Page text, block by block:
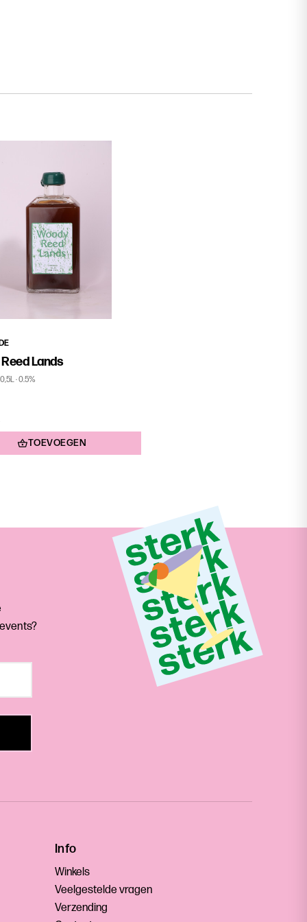
Lands
0,5L 0.5%
TOEVOEGEN
Info
Winkels
Veelgestelde vragen
Verzending